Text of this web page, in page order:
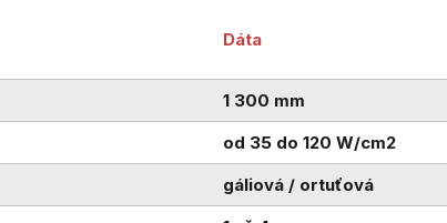
1 300 mm
od 35 do 120 W/cm2
gáliová / ortuťová